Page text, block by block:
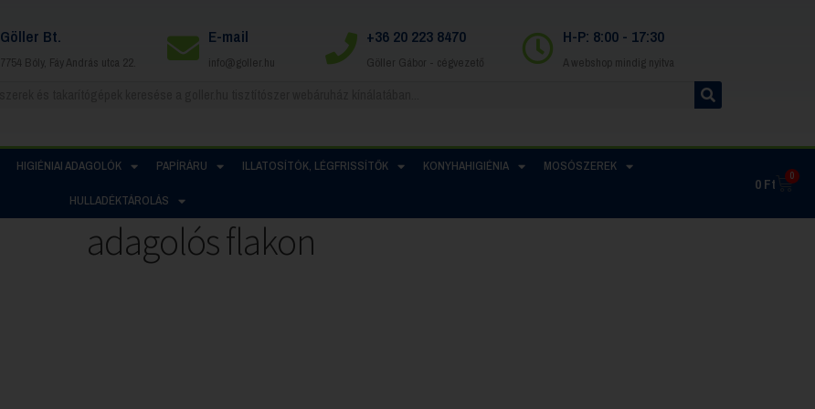
Göller Bt.
7754 Bóly, Fáy András utca 22.
E-mail
info@goller.hu
+36 20 223 8470
Göller Gábor - cégvezető
H-P: 8:00 - 17:30
A webshop mindig nyitva
HIGIÉNIAI ADAGOLÓK PAPÍRÁRU ILLATOSÍTÓK, LÉGFRISSÍTŐK KONYHAHIGIÉNIA MOSÓSZEREK
HULLADÉKTÁROLÁS
0Ft 0
adagolós flakon